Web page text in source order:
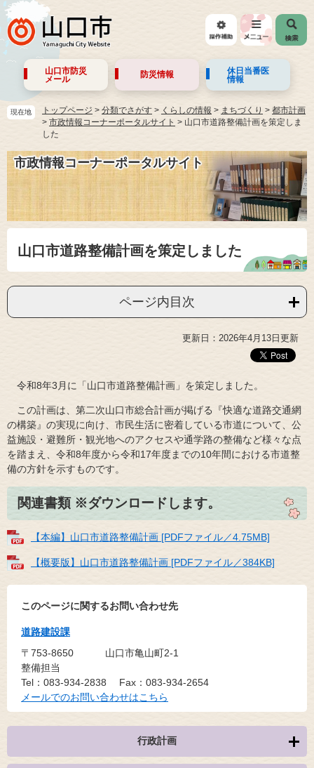
山口市防災
メール
防災情報
休日当番医
情報
現在地 トップページ > 分類でさがす > くらしの情報 > まちづくり > 都市計画
> 市政情報コーナーポータルサイト > 山口市道路整備計画を策定しま
した
市政情報コーナーポータルサイト
山口市道路整備計画を策定しました
ページ内目次
更新日：2026年4月13日更新
令和8年3月に「山口市道路整備計画」を策定しました。
この計画は、第二次山口市総合計画が掲げる『快適な道路交通網
の構築』の実現に向け、市民生活に密着している市道について、公
益施設・避難所・観光地へのアクセスや通学路の整備など様々な点
を踏まえ、令和8年度から令和17年度までの10年間における市道整
備の方針を示すものです。
関連書類 ※ダウンロードします。
【本編】山口市道路整備計画 [PDFファイル／4.75MB]
【概要版】山口市道路整備計画 [PDFファイル／384KB]
このページに関するお問い合わせ先
道路建設課
〒753-8650
山口市亀山町2-1
整備担当
Tel：083-934-2838
Fax：083-934-2654
メールでのお問い合わせはこちら
行政計画